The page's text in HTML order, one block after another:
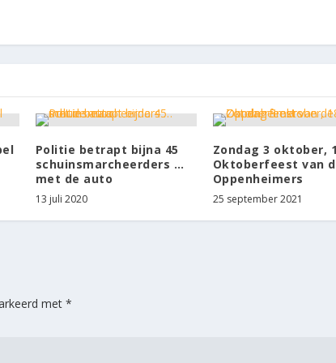
Politie betrapt bijna 45
schuinsmarcheerders …
met de auto
13 juli 2020
Zondag 3 oktober,
Oktoberfeest van
Oppenheimers
25 september 2021
met*